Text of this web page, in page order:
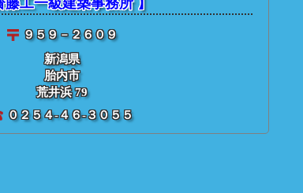
９５９－２６０９
新潟県
胎内市
荒井浜 79
０２５４-４６-３０５５